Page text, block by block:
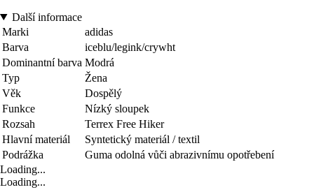
Další informace
Marki
adidas
Barva
iceblu/legink/crywht
Dominantní barva Modrá
Typ
Žena
Věk
Dospělý
Funkce
Nízký sloupek
Rozsah
Terrex Free Hiker
Hlavní materiál
Syntetický materiál / textil
Podrážka
Guma odolná vůči abrazivnímu opotřebení
Loading...
Loading...